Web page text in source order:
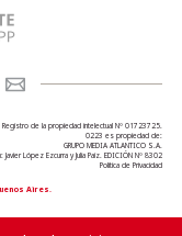
Registro de la propiedad intelectual Nº 01723725.
0223 es propiedad de:
GRUPO MEDIA ATLANTICO S.A.
Javier López Ezcurra y Julia Paiz. EDICIÓN Nº 8302
Política de Privacidad
Aires.